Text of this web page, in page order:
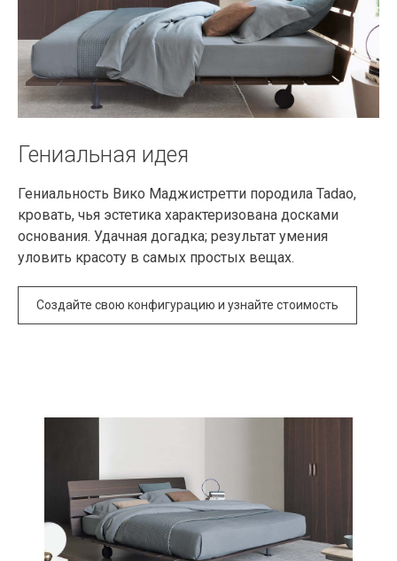
Гениальная идея
Гениальность Вико Маджистретти породила Tadao,
кровать, чья эстетика характеризована досками
основания. Удачная догадка; результат умения
уловить красоту в самых простых вещах.
Создайте свою конфигурацию и узнайте стоимость